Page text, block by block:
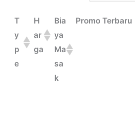
T
y
p
e
H
ar
ga
Bia
ya
Ma
sa
k
Promo Terbaru